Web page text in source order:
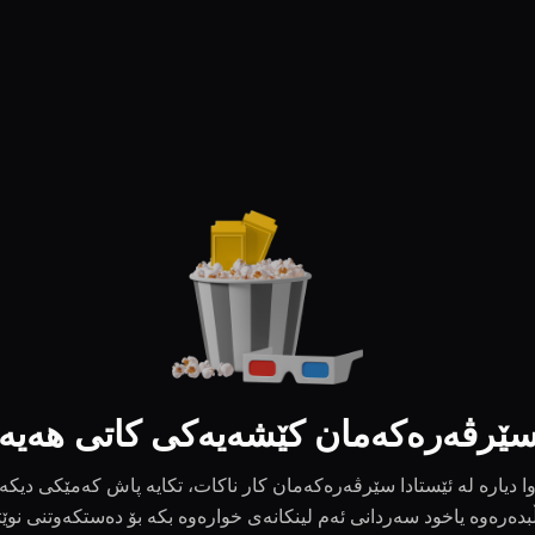
کێشەیەکی کاتی
وا دیارە لە ئێستادا سێرڤەرەکەمان کار ناکات، تکایە پاش کەمێکی دیکە
یاخود سەردانی ئەم لینکانەی خوارەوە بکە بۆ دەستکەوتنی